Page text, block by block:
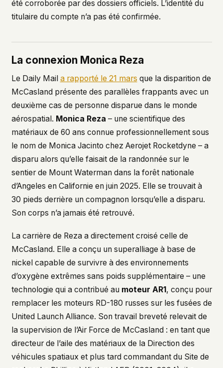
été corroborée par des dossiers officiels. L’identité du
titulaire du compte n’a pas été confirmée.
La connexion Monica Reza
Le Daily Mail a rapporté le 21 mars que la disparition de
McCasland présente des parallèles frappants avec un
deuxième cas de personne disparue dans le monde
aérospatial. Monica Reza – une scientifique des
matériaux de 60 ans connue professionnellement sous
le nom de Monica Jacinto chez Aerojet Rocketdyne – a
disparu alors qu’elle faisait de la randonnée sur le
sentier de Mount Waterman dans la forêt nationale
d’Angeles en Californie en juin 2025. Elle se trouvait à
30 pieds derrière un compagnon lorsqu’elle a disparu.
Son corps n’a jamais été retrouvé.
La carrière de Reza a directement croisé celle de
McCasland. Elle a conçu un superalliage à base de
nickel capable de survivre à des environnements
d’oxygène extrêmes sans poids supplémentaire – une
technologie qui a contribué au moteur AR1, conçu pour
remplacer les moteurs RD-180 russes sur les fusées de
United Launch Alliance. Son travail breveté relevait de
la supervision de l’Air Force de McCasland : en tant que
directeur de l’aile des matériaux de la Direction des
véhicules spatiaux et plus tard commandant du Site de